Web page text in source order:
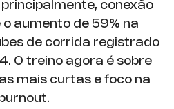
conexão
o aumento de 59% na
de corrida registrado
O treino agora é sobre
mais curtas e foco na